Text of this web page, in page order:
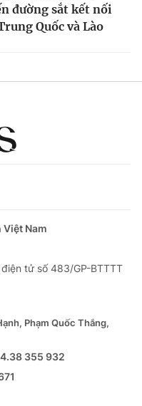
đường sắt kết nối
Quốc và Lào
Nam
tử số 483/GP-BTTTT
Phạm Quốc Thắng,
355 932